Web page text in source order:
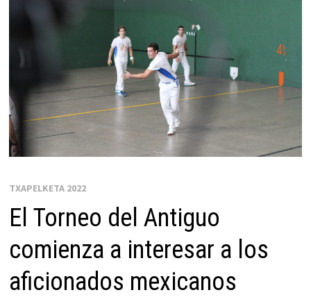
TXAPELKETA 2022
El Torneo del Antiguo
comienza a interesar a los
aficionados mexicanos